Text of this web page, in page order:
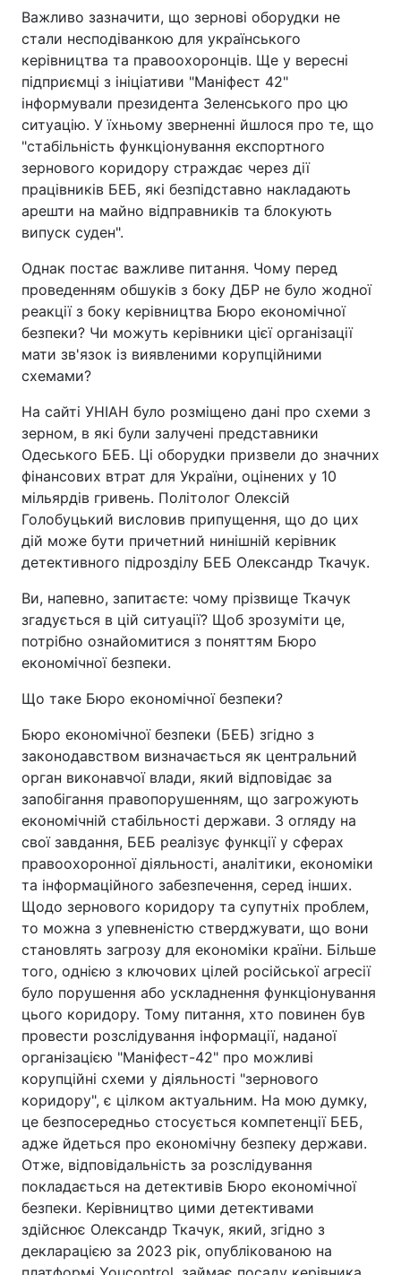
Важливо зазначити, що зернові оборудки не
стали несподіванкою для українського
керівництва та правоохоронців. Ще у вересні
підприємці з ініціативи "Маніфест 42"
інформували президента Зеленського про цю
ситуацію. У їхньому зверненні йшлося про те, що
"стабільність функціонування експортного
зернового коридору страждає через дії
працівників БЕБ, які безпідставно накладають
арешти на майно відправників та блокують
випуск суден".
Однак постає важливе питання. Чому перед
проведенням обшуків з боку ДБР не було жодної
реакції з боку керівництва Бюро економічної
безпеки? Чи можуть керівники цієї організації
мати зв'язок із виявленими корупційними
схемами?
На сайті УНІАН було розміщено дані про схеми з
зерном, в які були залучені представники
Одеського БЕБ. Ці оборудки призвели до значних
фінансових втрат для України, оцінених у 10
мільярдів гривень. Політолог Олексій
Голобуцький висловив припущення, що до цих
дій може бути причетний нинішній керівник
детективного підрозділу БЕБ Олександр Ткачук.
Ви, напевно, запитаєте: чому прізвище Ткачук
згадується в цій ситуації? Щоб зрозуміти це,
потрібно ознайомитися з поняттям Бюро
економічної безпеки.
Що таке Бюро економічної безпеки?
Бюро економічної безпеки (БЕБ) згідно з
законодавством визначається як центральний
орган виконавчої влади, який відповідає за
запобігання правопорушенням, що загрожують
економічній стабільності держави. З огляду на
свої завдання, БЕБ реалізує функції у сферах
правоохоронної діяльності, аналітики, економіки
та інформаційного забезпечення, серед інших.
Щодо зернового коридору та супутніх проблем,
то можна з упевненістю стверджувати, що вони
становлять загрозу для економіки країни. Більше
того, однією з ключових цілей російської агресії
було порушення або ускладнення функціонування
цього коридору. Тому питання, хто повинен був
провести розслідування інформації, наданої
організацією "Маніфест-42" про можливі
корупційні схеми у діяльності "зернового
коридору", є цілком актуальним. На мою думку,
це безпосередньо стосується компетенції БЕБ,
адже йдеться про економічну безпеку держави.
Отже, відповідальність за розслідування
покладається на детективів Бюро економічної
безпеки. Керівництво цими детективами
здійснює Олександр Ткачук, який, згідно з
декларацією за 2023 рік, опублікованою на